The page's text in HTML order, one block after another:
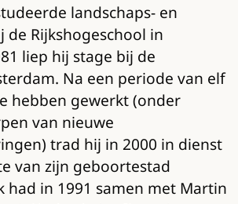
landschaps- en
Rijkshogeschool in
liep hij stage bij de
Na een periode van elf
hebben gewerkt (onder
van nieuwe
trad hij in 2000 in dienst
van zijn geboortestad
had in 1991 samen met Martin